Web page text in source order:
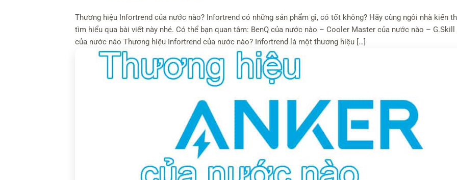
Thương hiệu Infortrend của nước nào? Infortrend có những sản phẩm gì, có tốt không? Hãy cùng ngôi nhà kiến
tìm hiểu qua bài viết này nhé. Có thể bạn quan tâm: BenQ của nước nào – Cooler Master của nước nào – G.Skill
của nước nào Thương hiệu Infortrend của nước nào? Infortrend là một thương hiệu […]